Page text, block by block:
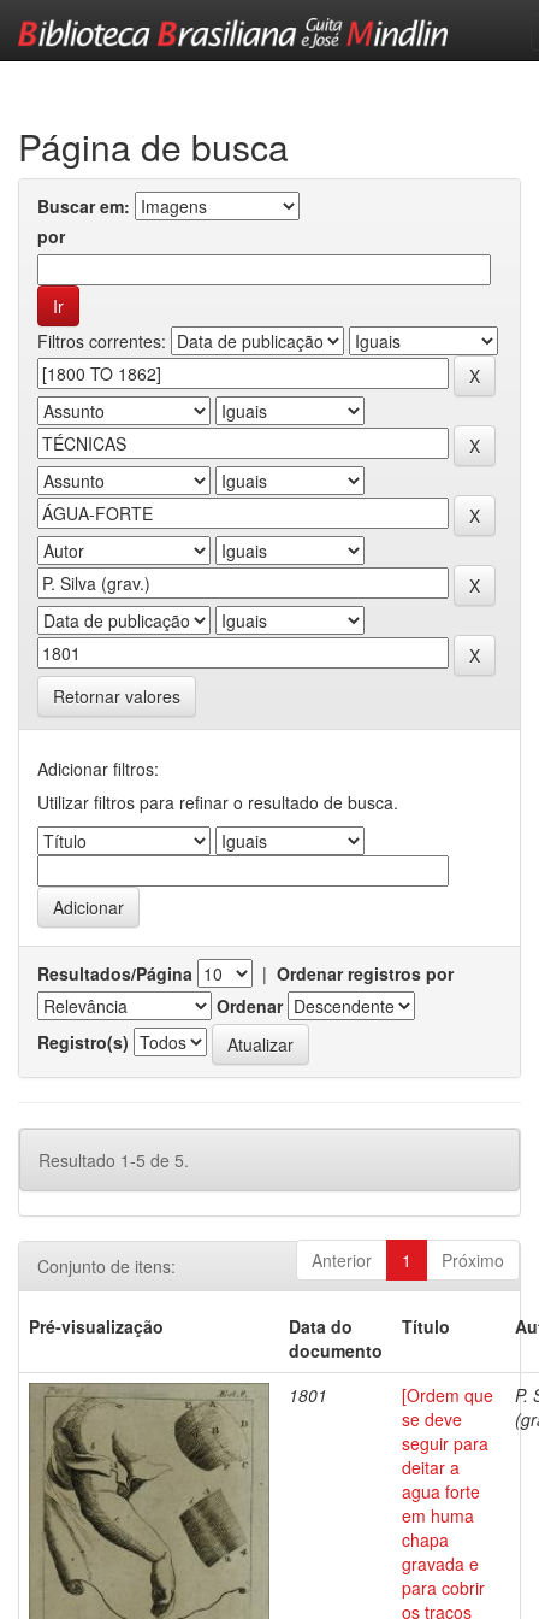
Página de busca
Buscar em:
por
Filtros correntes:
Retornar valores
Adicionar filtros:
Utilizar filtros para refinar o resultado de busca.
Resultados/Página | Ordenar registros por
Ordenar
Registro(s)
Resultado 1-5 de 5.
Anterior 1 Próximo
Conjunto de itens:
Pré-visualização
Data do
documento
Título
1801
[Ordem que
se deve
seguir para
deitar a
agua forte
em huma
chapa
gravada e
para cobrir
os traços
P.